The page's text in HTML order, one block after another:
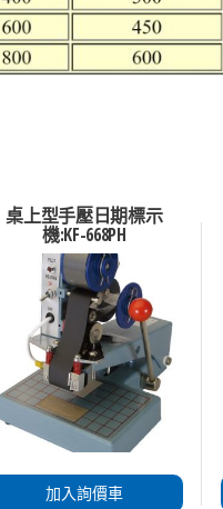
桌上型手壓日期標示
機:KF-668PH
加入詢價車